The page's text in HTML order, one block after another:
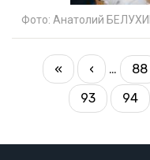
Фото: Анатолий
PAGINATION
First
page
«
Previous
page
‹ … 88
Current
93 Page
94